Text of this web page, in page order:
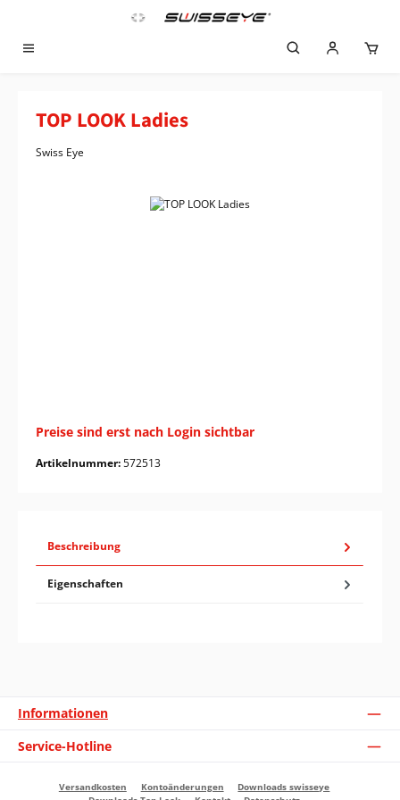
Zum Hauptinhalt springen
TOP LOOK Ladies
Swiss Eye
Bildergalerie überspringen
Preise sind erst nach Login sichtbar
Artikelnummer:572513
Beschreibung
Eigenschaften
Informationen
Service-Hotline
Versandkosten Kontoänderungen
Downloads swisseye